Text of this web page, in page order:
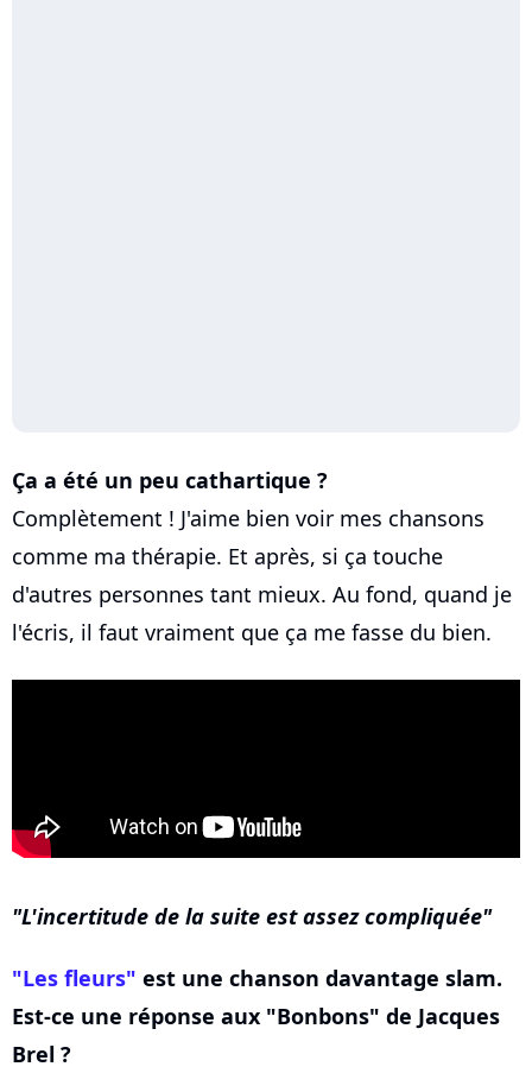
Ça a été un peu cathartique ?
Complètement ! J'aime bien voir mes chansons
comme ma thérapie. Et après, si ça touche
d'autres personnes tant mieux. Au fond, quand je
l'écris, il faut vraiment que ça me fasse du bien.
L'incertitude de la suite est assez compliquée
"Les fleurs" est une chanson davantage slam.
Est-ce une réponse aux "Bonbons" de Jacques
Brel ?